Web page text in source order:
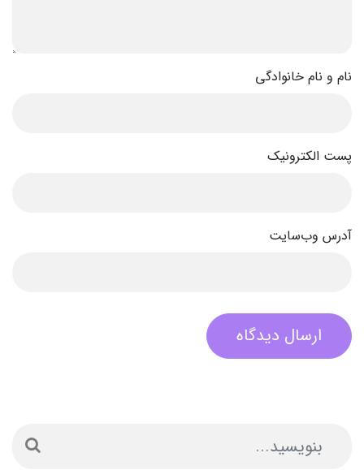
نام و نام خانوادگی
پست الکترونیک
آدرس وب‌سایت
ارسال دیدگاه